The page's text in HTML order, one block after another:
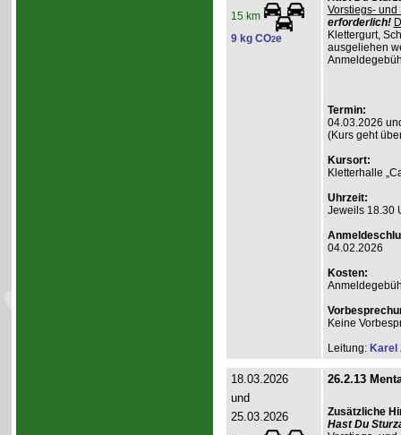
15 km
9 kg CO2e
Vorstiegs- und
erforderlich!
Klettergurt,
ausgeliehen
Termin:
04.03.2026
(Kurs geht
Kursort:
Kletterhalle
Uhrzeit:
Jeweils 18.30
04.02.2026
Kosten:
Keine
Leitung: Karel
18.03.2026
und
25.03.2026
26.2.13
Zusätzliche
Hast Du